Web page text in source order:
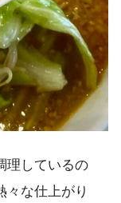
理しているの
々な仕上がり